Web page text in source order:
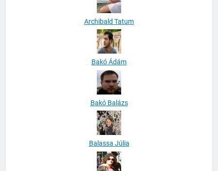
Archibald Tatum
Bakó Ádám
Bakó Balázs
Balassa Júlia